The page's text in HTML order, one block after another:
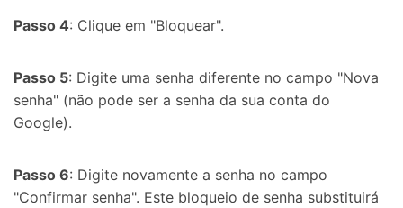
Passo 4: Clique em "Bloquear".
Passo 5: Digite uma senha diferente no campo "Nova
senha" (não pode ser a senha da sua conta do
Google).
Passo 6: Digite novamente a senha no campo
"Confirmar senha". Este bloqueio de senha substituirá